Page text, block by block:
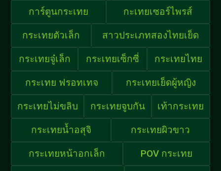
การ์ตูนกระเทย กะเทยเซอร์ไพรส์
กระเทยตัวเล็ก สาวประเภทสองไทยเย็ด
กระเทยจู๋เล็ก กระเทยเซ็กซี่ กระเทยไทย
กระเทย ฟรอทเทจ กระเทยเย็ดผู้หญิง
กระเทยไม่ขลิบ กระเทยจูบกัน เท้ากระเทย
กระเทยน้ำอสุจิ กระเทยผิวขาว
กระเทยหน้าอกเล็ก POV กระเทย